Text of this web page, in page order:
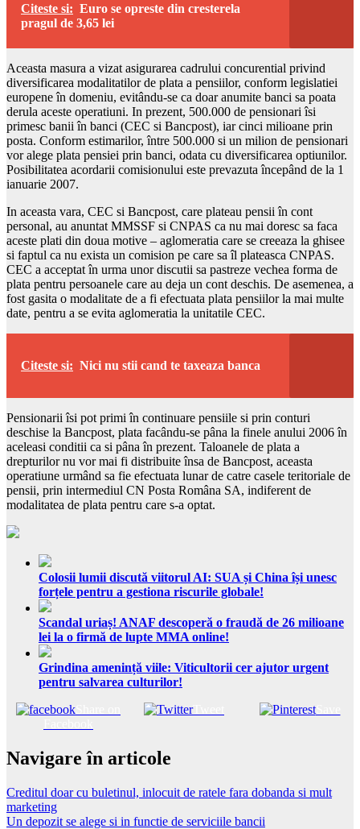
Citeste si: Euro se opreste din cresterela
pragul de 3,65 lei
Aceasta masura a vizat asigurarea cadrului concurential privind
diversificarea modalitatilor de plata a pensiilor, conform legislatiei
europene în domeniu, evitându-se ca doar anumite banci sa poata
derula aceste operatiuni. In prezent, 500.000 de pensionari îsi
primesc banii în banci (CEC si Bancpost), iar cinci milioane prin
posta. Conform estimarilor, între 500.000 si un milion de pensionari
vor alege plata pensiei prin banci, odata cu diversificarea optiunilor.
Posibilitatea acordarii comisionului este prevazuta începând de la 1
ianuarie 2007.
In aceasta vara, CEC si Bancpost, care plateau pensii în cont
personal, au anuntat MMSSF si CNPAS ca nu mai doresc sa faca
aceste plati din doua motive – aglomeratia care se creeaza la ghisee
si faptul ca nu exista un comision pe care sa îl plateasca CNPAS.
CEC a acceptat în urma unor discutii sa pastreze vechea forma de
plata pentru persoanele care au deja un cont deschis. De asemenea, a
fost gasita o modalitate de a fi efectuata plata pensiilor la mai multe
date, pentru a se evita aglomeratia la unitatile CEC.
Citeste si: Nici nu stii cand te taxeaza banca
Pensionarii îsi pot primi în continuare pensiile si prin conturi
deschise la Bancpost, plata facându-se pâna la finele anului 2006 în
aceleasi conditii ca si pâna în prezent. Taloanele de plata a
drepturilor nu vor mai fi distribuite însa de Bancpost, aceasta
operatiune urmând sa fie efectuata lunar de catre casele teritoriale de
pensii, prin intermediul CN Posta Româna SA, indiferent de
modalitatea de plata pentru care s-a optat.
Colosii lumii discută viitorul AI: SUA și China își unesc
forțele pentru a gestiona riscurile globale!
Scandal uriaș! ANAF descoperă o fraudă de 26 milioane
lei la o firmă de lupte MMA online!
Grindina amenință viile: Viticultorii cer ajutor urgent
pentru salvarea culturilor!
Tweet Save
Navigare în articole
Creditul doar cu buletinul, inlocuit de ratele fara dobanda si mult
marketing
Un depozit se alege si in functie de serviciile bancii